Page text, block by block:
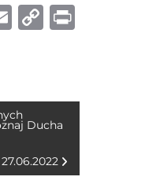
E
C
Li
k
Ducha